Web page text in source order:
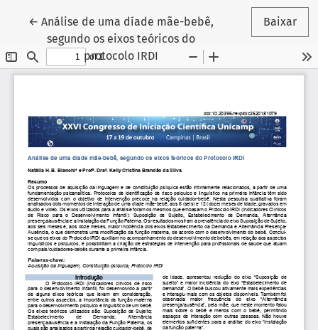
← Voltar aos Detalhes do Artigo
Análise de uma díade mãe-bebê,
segundo os eixos teóricos do
protocolo IRDI
Baixar